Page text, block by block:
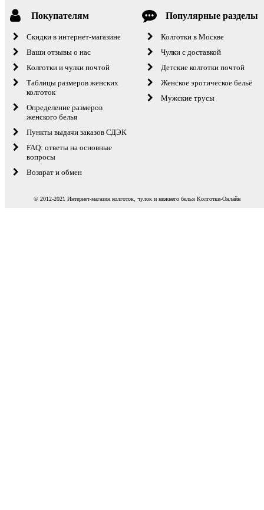
Покупателям
Скидки в интернет-магазине
Ваши отзывы о нас
Колготки и чулки почтой
Таблицы размеров женских
колготок
Определение размеров
женского белья
Пункты выдачи заказов СДЭК
FAQ: ответы на основные
вопросы
Возврат и обмен
Популярные разделы
Колготки в Москве
Чулки с доставкой
Детские колготки почтой
Женское эротическое бельё
Мужские трусы
© 2012-2021 Интернет-магазин колготок, чулок и нижнего белья Колготки-Онлайн